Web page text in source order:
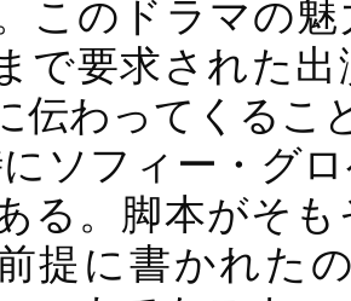
このドラマの
で要求された
伝わってくるこ
ソフィー・グ
る。脚本がそ
提に書かれた